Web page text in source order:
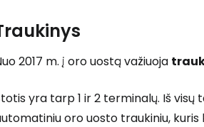
2017 m. į oro uostą važiuoja
yra tarp 1 ir 2 terminalų. Iš
oro uosto traukiniu,